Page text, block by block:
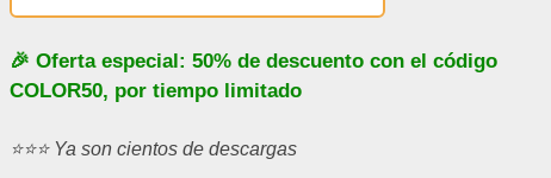
🎉 Oferta especial: 50% de descuento con el código
COLOR50, por tiempo limitado
⭐️⭐️⭐️ Ya son cientos de descargas